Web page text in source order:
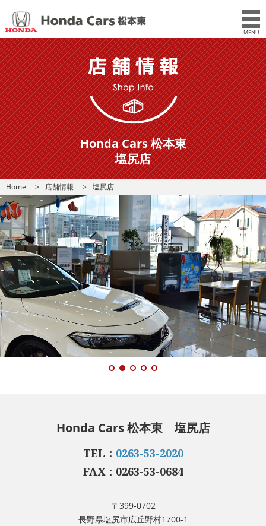
MENU
Honda Cars 松本東
塩尻店
Home 店舗情報 塩尻店
Honda Cars 松本東 塩尻店
TEL： 0263-53-2020
FAX：0263-53-0684
〒399-0702
長野県塩尻市広丘野村1700-1